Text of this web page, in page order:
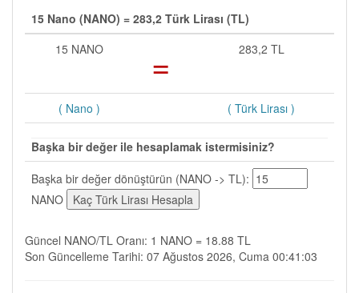
15 Nano (NANO) = 283,2 Türk Lirası (TL)
15 NANO
= 283,2 TL
( Nano ) ( Türk Lirası )
Başka bir değer ile hesaplamak istermisiniz?
Başka bir değer dönüştürün (NANO -> TL):
NANO
Güncel NANO/TL Oranı: 1 NANO = 18.88 TL
Son Güncelleme Tarihi: 07 Ağustos 2026, Cuma 00:41:03